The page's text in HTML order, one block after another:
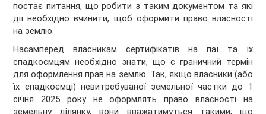
постає питання, що робити з таким документом та які
дії необхідно вчинити, щоб оформити право власності
на землю.
Насамперед власникам сертифікатів на паї та їх
спадкоємцям необхідно знати, що є граничний термін
для оформлення прав на землю. Так, якщо власники (або
їх спадкоємці) невитребуваної земельної частки до 1
січня 2025 року не оформлять право власності на
земельну ділянку, вони вважатимуться такими, що